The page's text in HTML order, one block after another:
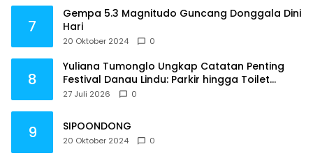
7
Gempa 5.3 Magnitudo Guncang Donggala Dini
Hari
20 Oktober 2024 0
8
Yuliana Tumonglo Ungkap Catatan Penting
Festival Danau Lindu: Parkir hingga Toilet
Harus Jadi Prioritas
27 Juli 2026 0
9 SIPOONDONG
20 Oktober 2024 0